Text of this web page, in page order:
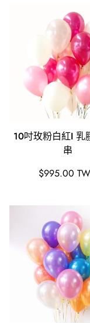
10吋玫粉白紅I 乳
串
原
$995.00